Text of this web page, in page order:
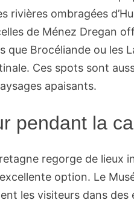
rivières ombragées
de Ménez Dregan
que Brocéliande ou les
Ces spots sont
apaisants.
pendant la
regorge de lieux
option. Le
les visiteurs dans